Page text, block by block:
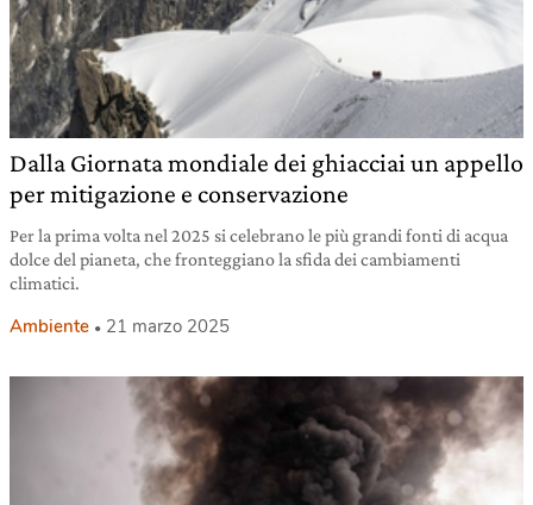
Dalla Giornata mondiale dei ghiacciai un appello
per mitigazione e conservazione
Per la prima volta nel 2025 si celebrano le più grandi fonti di acqua
dolce del pianeta, che fronteggiano la sfida dei cambiamenti
climatici.
Ambiente 21 marzo 2025